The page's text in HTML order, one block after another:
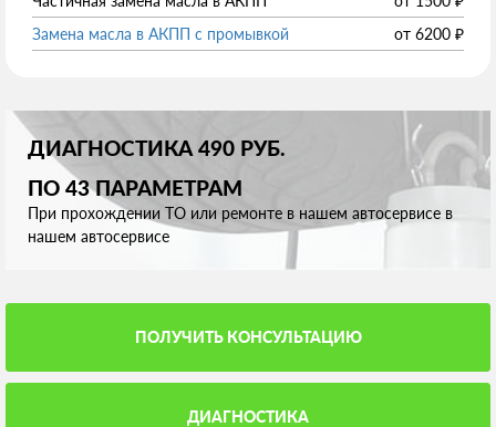
Замена масла в АКПП с промывкой
от 6200 ₽
ДИАГНОСТИКА 490 РУБ.
ПО 43 ПАРАМЕТРАМ
При прохождении ТО или ремонте в нашем автосервисе в
нашем автосервисе
ПОЛУЧИТЬ КОНСУЛЬТАЦИЮ
ДИАГНОСТИКА